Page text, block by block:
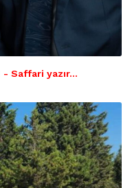
- Saffari yazır…